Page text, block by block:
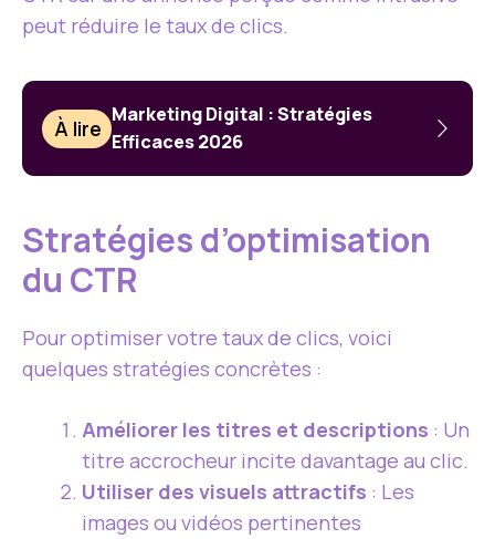
peut réduire le taux de clics.
À lire
Marketing Digital : Stratégies
Efficaces 2026
Stratégies d’optimisation
du CTR
Pour optimiser votre taux de clics, voici
quelques stratégies concrètes :
Améliorer les titres et descriptions : Un
titre accrocheur incite davantage au clic.
Utiliser des visuels attractifs : Les
images ou vidéos pertinentes